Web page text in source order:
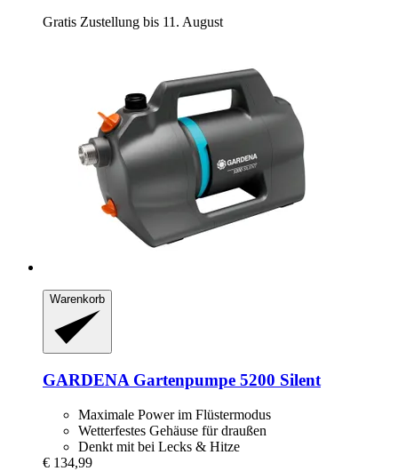
Gratis Zustellung bis 11. August
Warenkorb
GARDENA Gartenpumpe 5200 Silent
Maximale Power im Flüstermodus
Wetterfestes Gehäuse für draußen
Denkt mit bei Lecks & Hitze
€ 134,99